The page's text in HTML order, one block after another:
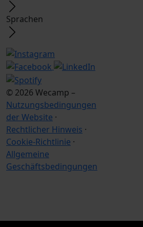
Sprachen
© 2026 Wecamp –
Nutzungsbedingungen
der Website ·
Rechtlicher Hinweis ·
Cookie-Richtlinie ·
Allgemeine
Geschäftsbedingungen